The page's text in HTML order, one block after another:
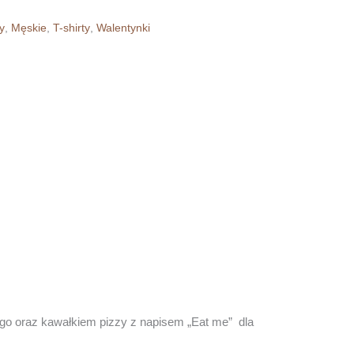
Męskie ,T-shirty ,Walentynki
oraz kawałkiem pizzy z napisem „Eat me” dla